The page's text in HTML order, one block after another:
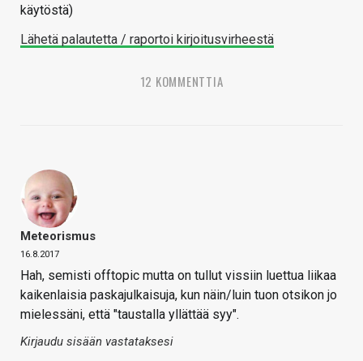
käytöstä)
Lähetä palautetta / raportoi kirjoitusvirheestä
12 KOMMENTTIA
Meteorismus
16.8.2017
Hah, semisti offtopic mutta on tullut vissiin luettua liikaa
kaikenlaisia paskajulkaisuja, kun näin/luin tuon otsikon jo
mielessäni, että "taustalla yllättää syy".
Kirjaudu sisään vastataksesi